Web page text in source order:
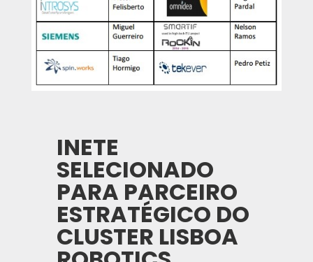
INETE
SELECIONADO
PARA PARCEIRO
ESTRATÉGICO DO
CLUSTER LISBOA